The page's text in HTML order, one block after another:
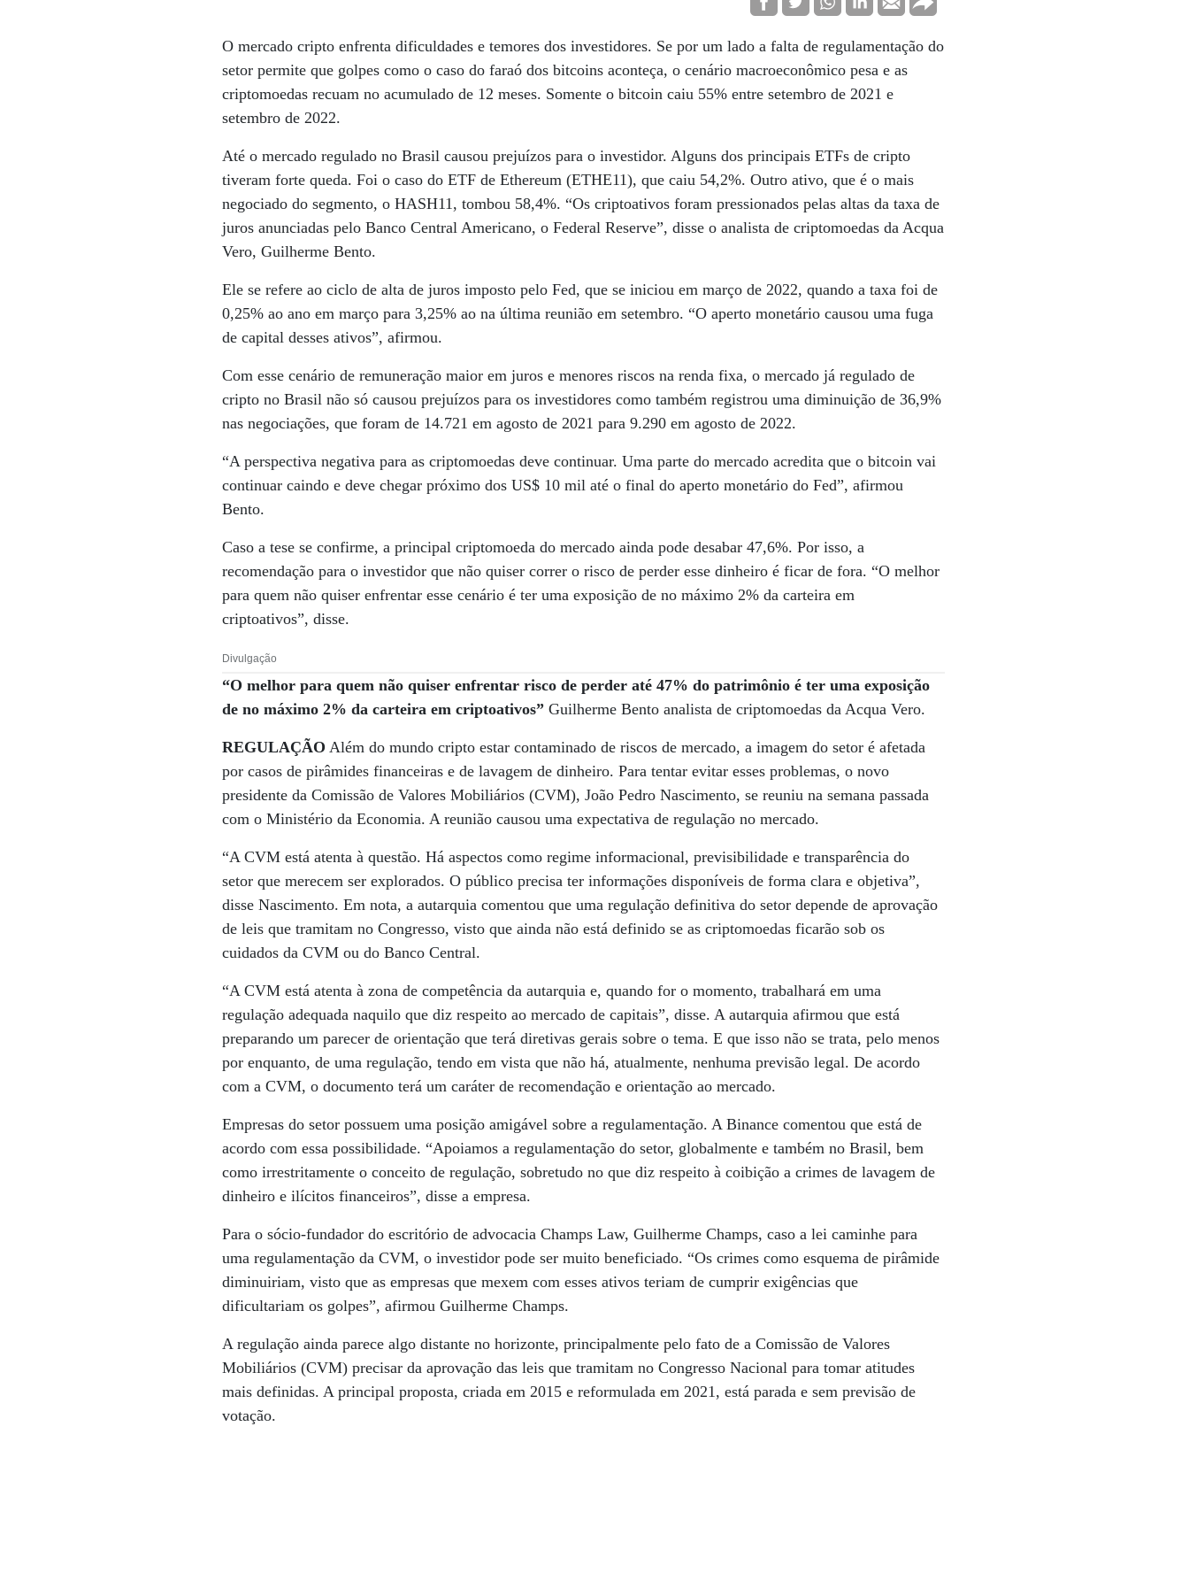
O mercado cripto enfrenta dificuldades e temores dos investidores. Se por um lado a falta de regulamentação do
setor permite que golpes como o caso do faraó dos bitcoins aconteça, o cenário macroeconômico pesa e as
criptomoedas recuam no acumulado de 12 meses. Somente o bitcoin caiu 55% entre setembro de 2021 e
setembro de 2022.
Até o mercado regulado no Brasil causou prejuízos para o investidor. Alguns dos principais ETFs de cripto
tiveram forte queda. Foi o caso do ETF de Ethereum (ETHE11), que caiu 54,2%. Outro ativo, que é o mais
negociado do segmento, o HASH11, tombou 58,4%. “Os criptoativos foram pressionados pelas altas da taxa de
juros anunciadas pelo Banco Central Americano, o Federal Reserve”, disse o analista de criptomoedas da Acqua
Vero, Guilherme Bento.
Ele se refere ao ciclo de alta de juros imposto pelo Fed, que se iniciou em março de 2022, quando a taxa foi de
0,25% ao ano em março para 3,25% ao na última reunião em setembro. “O aperto monetário causou uma fuga
de capital desses ativos”, afirmou.
Com esse cenário de remuneração maior em juros e menores riscos na renda fixa, o mercado já regulado de
cripto no Brasil não só causou prejuízos para os investidores como também registrou uma diminuição de 36,9%
nas negociações, que foram de 14.721 em agosto de 2021 para 9.290 em agosto de 2022.
“A perspectiva negativa para as criptomoedas deve continuar. Uma parte do mercado acredita que o bitcoin vai
continuar caindo e deve chegar próximo dos US$ 10 mil até o final do aperto monetário do Fed”, afirmou
Bento.
Caso a tese se confirme, a principal criptomoeda do mercado ainda pode desabar 47,6%. Por isso, a
recomendação para o investidor que não quiser correr o risco de perder esse dinheiro é ficar de fora. “O melhor
para quem não quiser enfrentar esse cenário é ter uma exposição de no máximo 2% da carteira em
criptoativos”, disse.
Divulgação
“O melhor para quem não quiser enfrentar risco de perder até 47% do patrimônio é ter uma exposição
de no máximo 2% da carteira em criptoativos” Guilherme Bento analista de criptomoedas da Acqua Vero.
REGULAÇÃO Além do mundo cripto estar contaminado de riscos de mercado, a imagem do setor é afetada
por casos de pirâmides financeiras e de lavagem de dinheiro. Para tentar evitar esses problemas, o novo
presidente da Comissão de Valores Mobiliários (CVM), João Pedro Nascimento, se reuniu na semana passada
com o Ministério da Economia. A reunião causou uma expectativa de regulação no mercado.
“A CVM está atenta à questão. Há aspectos como regime informacional, previsibilidade e transparência do
setor que merecem ser explorados. O público precisa ter informações disponíveis de forma clara e objetiva”,
disse Nascimento. Em nota, a autarquia comentou que uma regulação definitiva do setor depende de aprovação
de leis que tramitam no Congresso, visto que ainda não está definido se as criptomoedas ficarão sob os
cuidados da CVM ou do Banco Central.
“A CVM está atenta à zona de competência da autarquia e, quando for o momento, trabalhará em uma
regulação adequada naquilo que diz respeito ao mercado de capitais”, disse. A autarquia afirmou que está
preparando um parecer de orientação que terá diretivas gerais sobre o tema. E que isso não se trata, pelo menos
por enquanto, de uma regulação, tendo em vista que não há, atualmente, nenhuma previsão legal. De acordo
com a CVM, o documento terá um caráter de recomendação e orientação ao mercado.
Empresas do setor possuem uma posição amigável sobre a regulamentação. A Binance comentou que está de
acordo com essa possibilidade. “Apoiamos a regulamentação do setor, globalmente e também no Brasil, bem
como irrestritamente o conceito de regulação, sobretudo no que diz respeito à coibição a crimes de lavagem de
dinheiro e ilícitos financeiros”, disse a empresa.
Para o sócio-fundador do escritório de advocacia Champs Law, Guilherme Champs, caso a lei caminhe para
uma regulamentação da CVM, o investidor pode ser muito beneficiado. “Os crimes como esquema de pirâmide
diminuiriam, visto que as empresas que mexem com esses ativos teriam de cumprir exigências que
dificultariam os golpes”, afirmou Guilherme Champs.
A regulação ainda parece algo distante no horizonte, principalmente pelo fato de a Comissão de Valores
Mobiliários (CVM) precisar da aprovação das leis que tramitam no Congresso Nacional para tomar atitudes
mais definidas. A principal proposta, criada em 2015 e reformulada em 2021, está parada e sem previsão de
votação.